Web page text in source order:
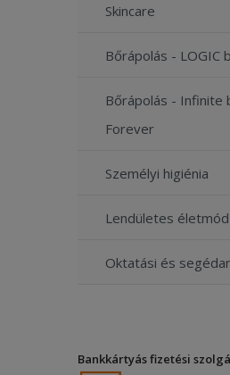
Skincare
Bőrápolás - LOGIC
Bőrápolás - Infinite
Forever
Személyi higiénia
Lendületes életmód
Oktatási és
Bankkártyás fizetési